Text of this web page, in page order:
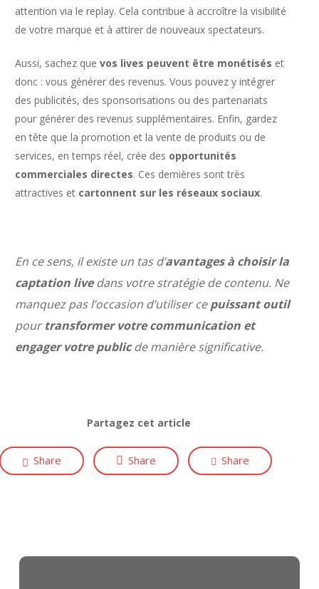
attention via le replay. Cela contribue à accroître la visibilité
de votre marque et à attirer de nouveaux spectateurs.
Aussi, sachez quevos lives peuvent être monétisés et
donc : vous générer des revenus. Vous pouvez y intégrer
des publicités, des sponsorisations ou des partenariats
pour générer des revenus supplémentaires. Enfin, gardez
en tête que la promotion et la vente de produits ou de
services, en temps réel, crée des opportunités
commerciales directes. Ces dernières sont très
attractives et cartonnent sur les réseaux sociaux.
En ce sens, il existe un tas d’avantages à choisir la
captation livedans votre stratégie de contenu. Ne
manquez pas l’occasion d’utiliser cepuissant outil
pourtransformer votre communication et
engager votre publicde manière significative.
Partagez cet article
Share Share Share